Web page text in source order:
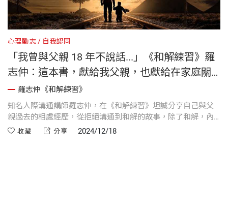
心理勵志 自我認同
「我曾與父親 18 年不說話...」《和解練習》羅
志仲：這本書，獻給我父親，也獻給在家庭關
係中受苦的你
羅志仲《和解練習》
知名人際溝通講師羅志仲，在《和解練習》坦誠分享自己與父
親過去的相處經歷，從拒絕溝通到和解的故事，除了和解，內
文也花了許多篇幅在近年頗受關注的「長照」議題上，父親人
收藏 分享 2024/12/18